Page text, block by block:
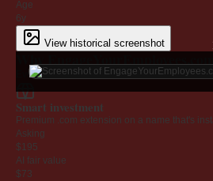
Age
6y
View historical screenshot
Why
Every claim below is backed by verified third-
Smart investment
Premium .com extension on a name that's
Asking
$195
AI fair value
$73